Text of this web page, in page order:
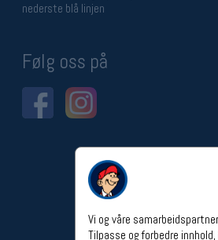
Vi og våre
Tilpasse og forbedre
nederste blå linjen
Følg oss på